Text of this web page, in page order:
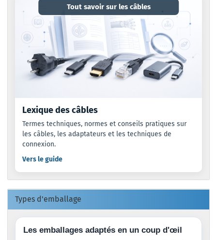
Tout savoir sur les câbles
Lexique des câbles
Termes techniques, normes et conseils pratiques sur
les câbles, les adaptateurs et les techniques de
connexion.
Vers le guide
Types d'emballage
Les emballages adaptés en un coup d'œil